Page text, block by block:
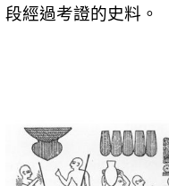
段經過考證的史料。